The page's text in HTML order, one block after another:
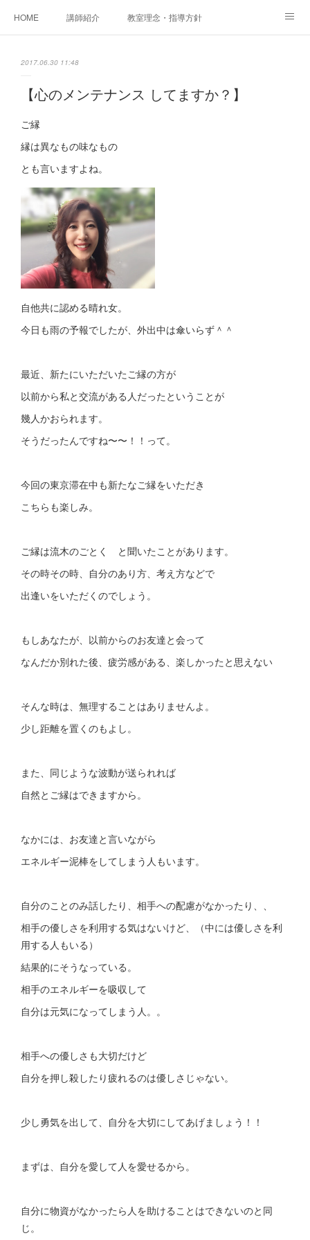
HOME 講師紹介 教室理念・指導方針
ご相談・体験レッスンお申し込み
2017.06.30 11:48
【心のメンテナンス してますか？】
ご縁
縁は異なもの味なもの
とも言いますよね。
自他共に認める晴れ女。
今日も雨の予報でしたが、外出中は傘いらず＾＾
最近、新たにいただいたご縁の方が
以前から私と交流がある人だったということが
幾人かおられます。
そうだったんですね〜〜！！って。
今回の東京滞在中も新たなご縁をいただき
こちらも楽しみ。
ご縁は流木のごとく と聞いたことがあります。
その時その時、自分のあり方、考え方などで
出逢いをいただくのでしょう。
もしあなたが、以前からのお友達と会って
なんだか別れた後、疲労感がある、楽しかったと思えない
そんな時は、無理することはありませんよ。
少し距離を置くのもよし。
また、同じような波動が送られれば
自然とご縁はできますから。
なかには、お友達と言いながら
エネルギー泥棒をしてしまう人もいます。
自分のことのみ話したり、相手への配慮がなかったり、、
相手の優しさを利用する気はないけど、（中には優しさを利
用する人もいる）
結果的にそうなっている。
相手のエネルギーを吸収して
自分は元気になってしまう人。。
相手への優しさも大切だけど
自分を押し殺したり疲れるのは優しさじゃない。
少し勇気を出して、自分を大切にしてあげましょう！！
まずは、自分を愛して人を愛せるから。
自分に物資がなかったら人を助けることはできないのと同
じ。